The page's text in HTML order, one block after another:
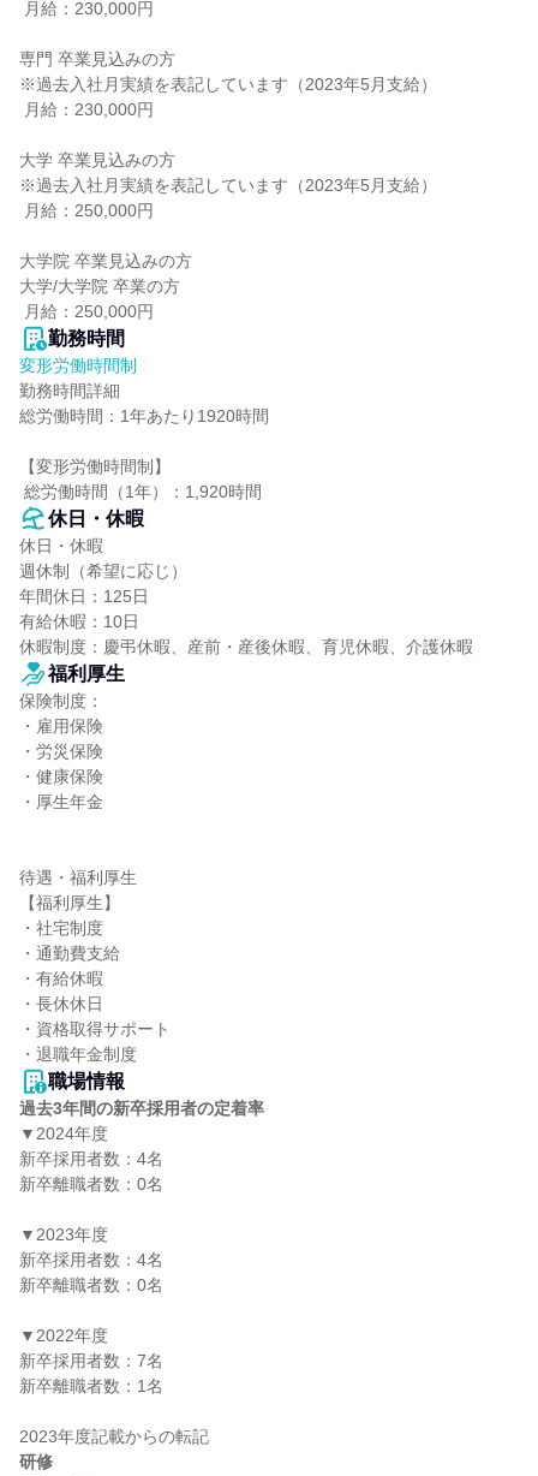
専門 卒業見込みの方
※過去入社月実績を表記しています（2023年5月支給）
大学 卒業見込みの方
※過去入社月実績を表記しています（2023年5月支給）
大学院 卒業見込みの方
大学/大学院 卒業の方
月給：250,000円
勤務時間
変形労働時間制
勤務時間詳細
総労働時間：1年あたり1920時間
【変形労働時間制】
総労働時間（1年）：1,920時間
休日・休暇
休日・休暇
週休制（希望に応じ）
年間休日：125日
有給休暇：10日
休暇制度：慶弔休暇、産前・産後休暇、育児休暇、介護休暇
福利厚生
保険制度：
・雇用保険
・労災保険
・健康保険
・厚生年金
待遇・福利厚生
【福利厚生】
・社宅制度
・通勤費支給
・有給休暇
・長休休日
・資格取得サポート
・退職年金制度
職場情報
過去3年間の新卒採用者の定着率
▼2024年度
新卒採用者数：4名
新卒離職者数：0名
▼2023年度
新卒採用者数：4名
新卒離職者数：0名
▼2022年度
新卒採用者数：7名
新卒離職者数：1名
研修